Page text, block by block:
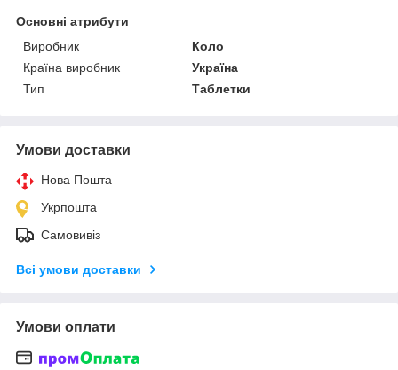
Основні атрибути
Виробник
Коло
Країна виробник
Україна
Тип
Таблетки
Умови доставки
Нова Пошта
Укрпошта
Самовивіз
Всі умови доставки
Умови оплати